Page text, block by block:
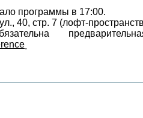
программы в 17:00.
40, стр. 7 (лофт-